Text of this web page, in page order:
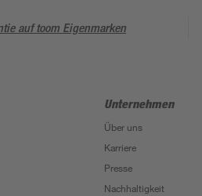
auf toom Eigenmarken
Unternehmen
Über uns
Karriere
Presse
Nachhaltigkeit